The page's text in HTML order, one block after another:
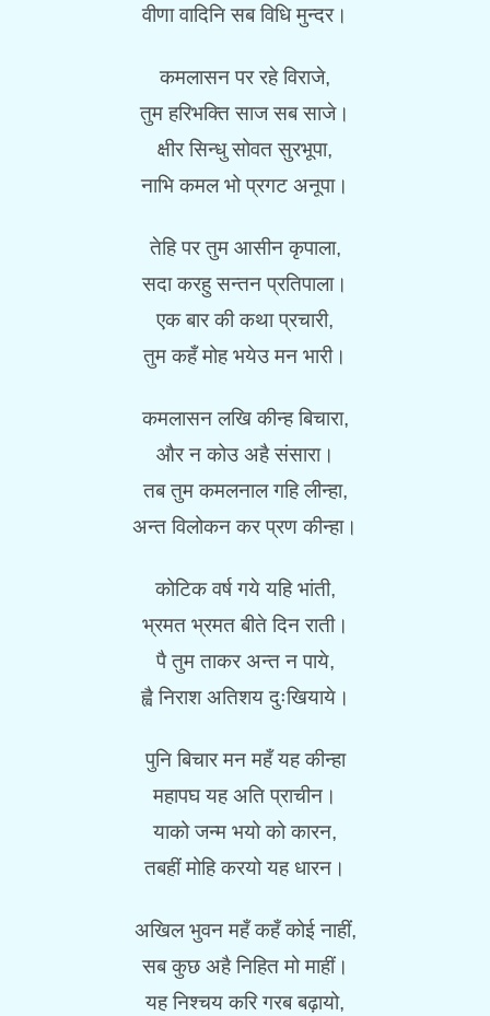
वीणा वादिनि सब विधि मुन्दर।
कमलासन पर रहे विराजे,
तुम हरिभक्ति साज सब साजे।
क्षीर सिन्धु सोवत सुरभूपा,
नाभि कमल भो प्रगट अनूपा।
तेहि पर तुम आसीन कृपाला,
सदा करहु सन्तन प्रतिपाला।
एक बार की कथा प्रचारी,
तुम कहँ मोह भयेउ मन भारी।
कमलासन लखि कीन्ह बिचारा,
और न कोउ अहै संसारा।
तब तुम कमलनाल गहि लीन्हा,
अन्त विलोकन कर प्रण कीन्हा।
कोटिक वर्ष गये यहि भांती,
भ्रमत भ्रमत बीते दिन राती।
पै तुम ताकर अन्त न पाये,
ह्वै निराश अतिशय दुःखियाये।
पुनि बिचार मन महँ यह कीन्हा
महापघ यह अति प्राचीन।
याको जन्म भयो को कारन,
तबहीं मोहि करयो यह धारन।
अखिल भुवन महँ कहँ कोई नाहीं,
सब कुछ अहै निहित मो माहीं।
यह निश्चय करि गरब बढ़ायो,